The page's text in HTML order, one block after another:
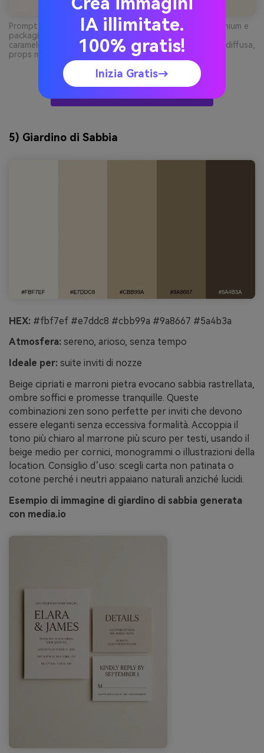
Prompt: foto realistica in studio di barattolo da tè premium e
packaging in carta su sfondo crema, design etichetta in
caramello caldo, tan e espresso profondo, luce soffusa diffusa,
props minimi --ar 3:2
5) Giardino di Sabbia
HEX: #fbf7ef #e7ddc8 #cbb99a #9a8667 #5a4b3a
Atmosfera: sereno, arioso, senza tempo
Ideale per: suite inviti di nozze
Beige cipriati e marroni pietra evocano sabbia rastrellata,
ombre soffici e promesse tranquille. Queste
combinazioni zen sono perfette per inviti che devono
essere eleganti senza eccessiva formalità. Accoppia il
tono più chiaro al marrone più scuro per testi, usando il
beige medio per cornici, monogrammi o illustrazioni della
location. Consiglio d’uso: scegli carta non patinata o
cotone perché i neutri appaiano naturali anziché lucidi.
Esempio di immagine di giardino di sabbia generata
con media.io
IA illimitate.
100% gratis!
Inizia Gratis→